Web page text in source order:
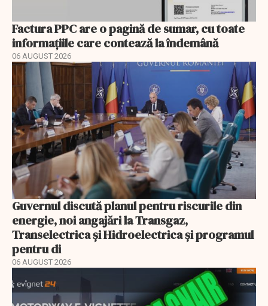
Factura PPC are o pagină de sumar, cu toate
informațiile care contează la îndemână
06 AUGUST 2026
Guvernul discută planul pentru riscurile din
energie, noi angajări la Transgaz,
Transelectrica și Hidroelectrica și programul
pentru di
06 AUGUST 2026